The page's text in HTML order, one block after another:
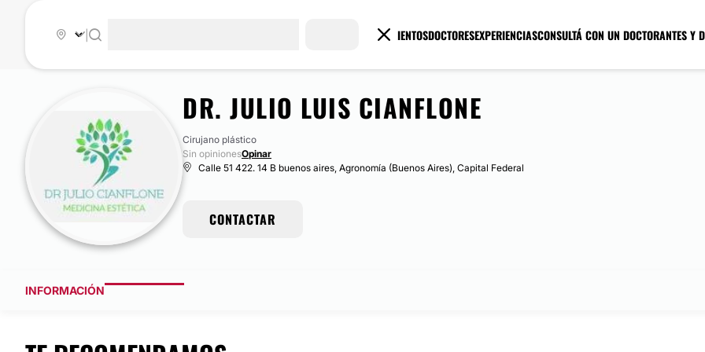
TRATAMIENTOSDOCTORESEXPERIENCIASCONSULTÁ CON UN DOCTORANTES Y
DR. JULIO LUIS CIANFLONE
Cirujano plástico
Sin opinionesOpinar
Calle 51 422. 14 B buenos aires, Agronomía (Buenos Aires), Capital Federal
CONTACTAR
INFORMACIÓN